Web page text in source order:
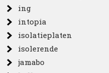
ing
intopia
isolatieplaten
isolerende
jamabo